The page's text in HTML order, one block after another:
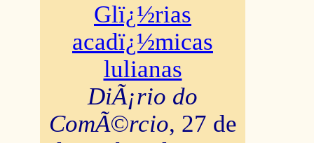
Glï¿½rias
acadï¿½micas
lulianas
DiÃ¡rio do
ComÃ©rcio, 27 de